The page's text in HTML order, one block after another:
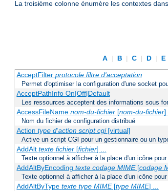
La troisième colonne énumère les contextes
A | B | C | D | E
AcceptFilter protocole filtre d'acceptation
Permet d'optimiser la configuration d'une socket
AcceptPathInfo On|Off|Default
Les ressources acceptent des informations sous
AccessFileName nom-du-fichier[nom-du-fichier]
Nom du fichier de configuration distribué
Action type d'action script cgi[virtual]
Active un script CGI pour un gestionnaire ou un
AddAlt texte fichier[fichier] ...
Texte optionnel à afficher à la place d'un icône
AddAltByEncoding texte codage MIME[codage
Texte optionnel à afficher à la place d'un icône
AddAltByType texte type MIME[type MIME] ...